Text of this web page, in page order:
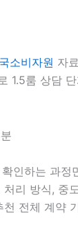
소비자원 자
1.5룸 상
하는 과
리 방식,
전체 계